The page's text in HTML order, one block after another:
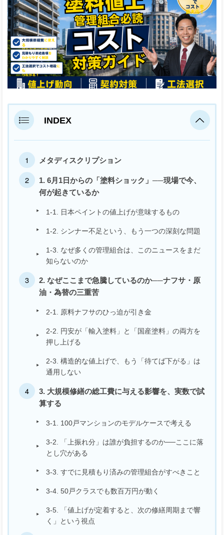
INDEX
メタディスクリプション
1. 6月1日からの「塗料ショック」──現場で今、
何が起きているか
1-1. 日本ペイントの値上げが意味するもの
1-2. シンナー不足という、もう一つの深刻な問題
1-3. なぜ多くの管理組合は、このニュースをまだ
知らないのか
2. なぜここまで急騰しているのか──ナフサ・原
油・為替の三重苦
2-1. 原料ナフサのひっ迫が引き金
2-2. 円安が「輸入塗料」と「国産塗料」の両方を
押し上げる
2-3. 構造的な値上げで、もう「待てば下がる」は
通用しない
3. 大規模修繕の総工費に与える影響を、実数で試
算する
3-1. 100戸マンションのモデルケースで考える
3-2. 「上振れ分」は誰が負担するのか──ここに落
とし穴がある
3-3. すでに見積もり済みの管理組合がすべきこと
3-4. 50戸クラスでも数百万円が動く
3-5. 「値上げが定着すると、次の修繕周期まで響
く」という視点